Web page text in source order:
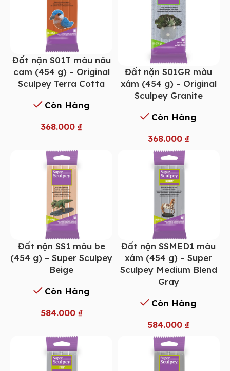
Đất nặn S01T màu nâu
cam (454 g) – Original
Sculpey Terra Cotta
Còn Hàng
368.000 ₫
Đất nặn S01GR màu
xám (454 g) – Original
Sculpey Granite
Còn Hàng
368.000 ₫
Đất nặn SS1 màu be
(454 g) – Super Sculpey
Beige
Còn Hàng
584.000 ₫
Đất nặn SSMED1 màu
xám (454 g) – Super
Sculpey Medium Blend
Gray
Còn Hàng
584.000₫